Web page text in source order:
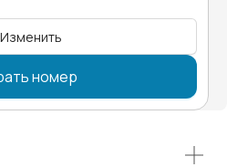
Изменить
номер